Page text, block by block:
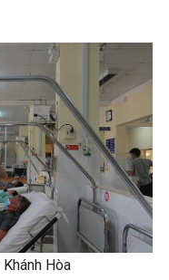
Hòa